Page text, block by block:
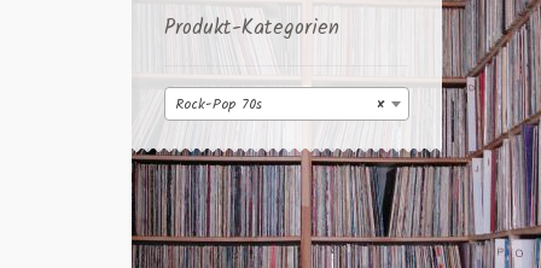
Produkt-Kategorien
×
Rock-Pop 70s